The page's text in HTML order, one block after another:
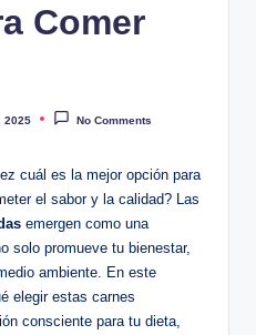
Comer
2025 No Comments
cuál es la mejor opción para
el sabor y la calidad? Las
emergen como una
solo promueve tu bienestar,
ambiente. En este
elegir estas carnes
consciente para tu dieta,